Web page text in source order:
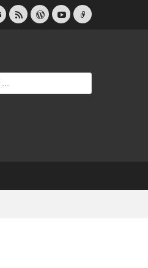
Feed WordPress
YouTube
Link